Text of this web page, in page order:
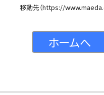
移動先（https://
ホームへ